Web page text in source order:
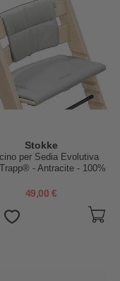
Stokke
per Sedia Evolutiva
Trapp® - Antracite - 100%
49,00 €